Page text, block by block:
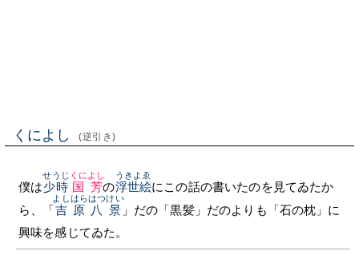
くによし (逆引き)
僕は少時
せうじ
国芳
くによし
の浮世絵
うきよゑ
にこの話の書いたのを見てゐたか
ら、「吉原八景
よしはらはつけい
」だの「黒髪」だのよりも「石の枕」に
興味を感じてゐた。